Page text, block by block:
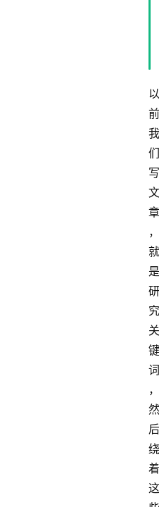
以
前
我
们
写
文
章
，
就
是
研
究
关
键
词
，
然
后
绕
着
这